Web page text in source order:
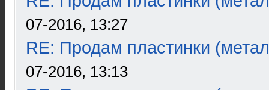
07-2016, 13:27
RE: Продам пластинки
07-2016, 13:13